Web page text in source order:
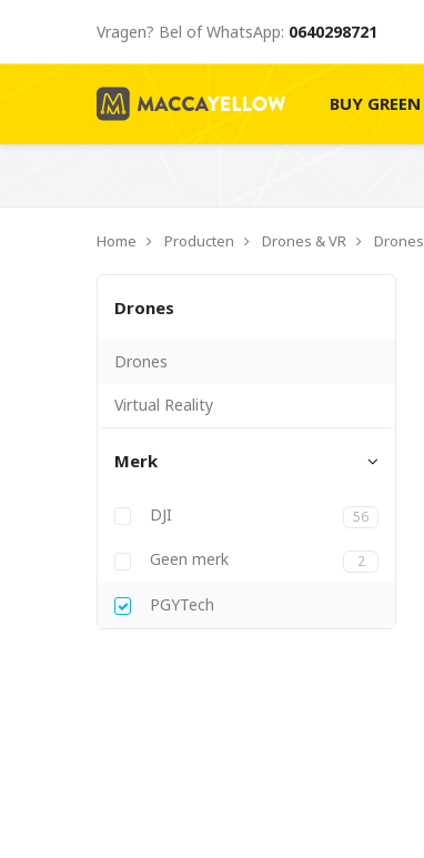
Vragen? Bel of WhatsApp: 0640298721
BUY GREEN
Home Producten Drones & VR Drones
Drones
Drones
Virtual Reality
Merk
DJI 56
Geen merk 2
PGYTech